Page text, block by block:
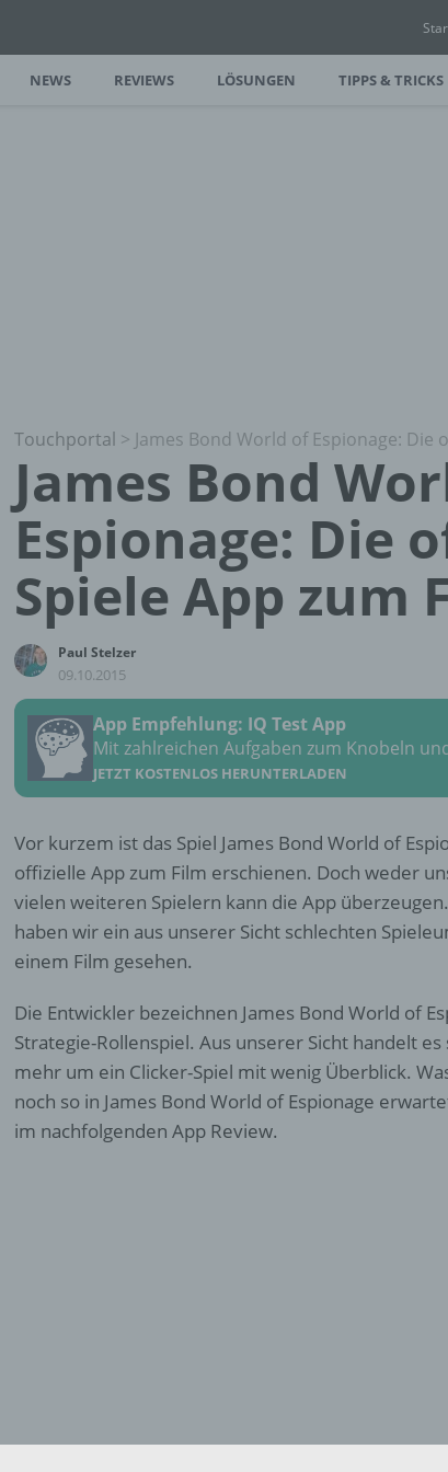
NEWS REVIEWS LÖSUNGEN TIPPS & TRICKS
Touchportal > James Bond World of Espionage: Die
James Bond
Espionage: Die
Spiele App zum
Paul Stelzer
09.10.2015
App Empfehlung: IQ Test App
Mit zahlreichen Aufgaben zum Knobeln
JETZT KOSTENLOS HERUNTERLADEN
Vor kurzem ist das Spiel James Bond World of
offizielle App zum Film erschienen. Doch weder
vielen weiteren Spielern kann die App
haben wir ein aus unserer Sicht schlechten
einem Film gesehen.
Die Entwickler bezeichnen James Bond World of
Strategie-Rollenspiel. Aus unserer Sicht handelt es
mehr um ein Clicker-Spiel mit wenig Überblick.
noch so in James Bond World of Espionage
im nachfolgenden App Review.